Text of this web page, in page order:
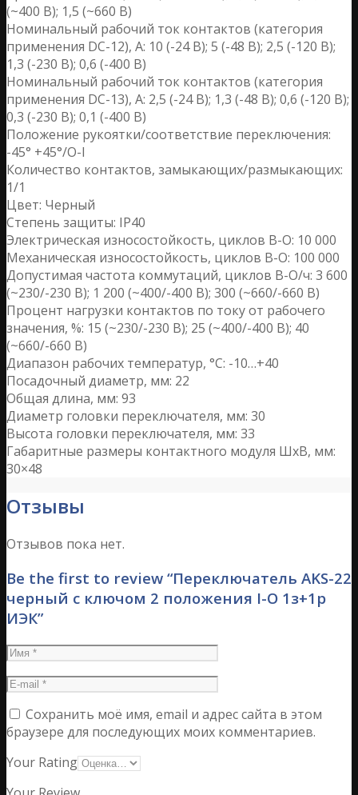
(~400 B); 1,5 (~660 B)
Номинальный рабочий ток контактов (категория
применения DС-12), А: 10 (-24 B); 5 (-48 B); 2,5 (-120 B);
1,3 (-230 B); 0,6 (-400 B)
Номинальный рабочий ток контактов (категория
применения DС-13), А: 2,5 (-24 B); 1,3 (-48 B); 0,6 (-120 B);
0,3 (-230 B); 0,1 (-400 B)
Положение рукоятки/соответствие переключения:
-45° +45°/O-I
Количество контактов, замыкающих/размыкающих:
1/1
Цвет: Черный
Степень защиты: IP40
Электрическая износостойкость, циклов В-О: 10 000
Механическая износостойкость, циклов В-О: 100 000
Допустимая частота коммутаций, циклов В-О/ч: 3 600
(~230/-230 B); 1 200 (~400/-400 B); 300 (~660/-660 B)
Процент нагрузки контактов по току от рабочего
значения, %: 15 (~230/-230 B); 25 (~400/-400 B); 40
(~660/-660 B)
Диапазон рабочих температур, °С: -10…+40
Посадочный диаметр, мм: 22
Общая длина, мм: 93
Диаметр головки переключателя, мм: 30
Высота головки переключателя, мм: 33
Габаритные размеры контактного модуля ШхВ, мм:
30×48
Отзывы
Отзывов пока нет.
Be the first to review “Переключатель АKS-22
черный с ключом 2 положения I-O 1з+1р
ИЭК”
Сохранить моё имя, email и адрес сайта в этом
браузере для последующих моих комментариев.
Your Rating